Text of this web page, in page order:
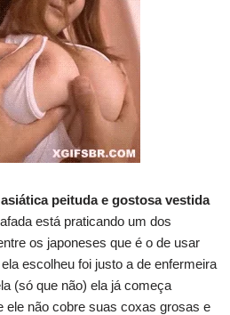
asiática peituda e gostosa vestida
está praticando um dos
os japoneses que é o de usar
escolheu foi justo a de enfermeira
(só que não) ela já começa
ele não cobre suas coxas grosas e